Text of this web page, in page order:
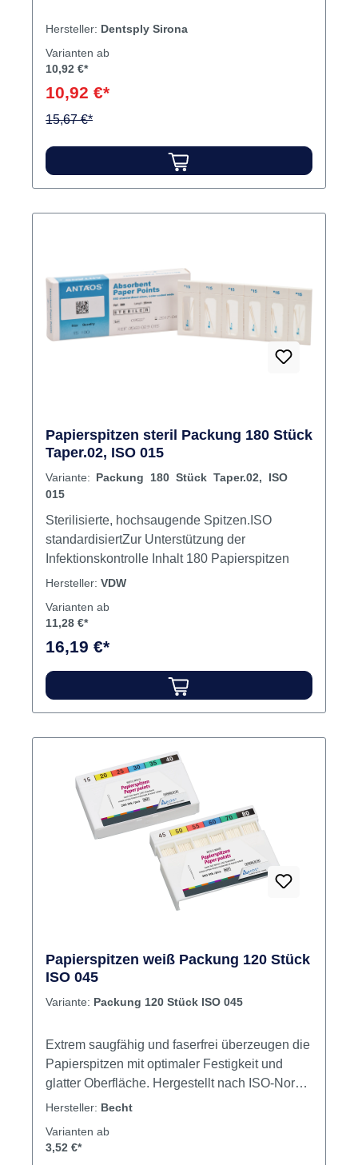
Hersteller: Dentsply Sirona
Varianten ab
10,92 €*
10,92 €*
15,67 €*
Papierspitzen steril Packung 180 Stück
Taper.02, ISO 015
Variante: Packung 180 Stück Taper.02, ISO
015
Sterilisierte, hochsaugende Spitzen.ISO
standardisiertZur Unterstützung der
Infektionskontrolle Inhalt 180 Papierspitzen
Hersteller: VDW
Varianten ab
11,28 €*
16,19 €*
Papierspitzen weiß Packung 120 Stück
ISO 045
Variante: Packung 120 Stück ISO 045
Extrem saugfähig und faserfrei überzeugen die
Papierspitzen mit optimaler Festigkeit und
glatter Oberfläche. Hergestellt nach ISO-Norm
mit 28 mm Länge. Folienversiegelung und
Anforderungen der Behandlungshygiene.
Hersteller: Becht
Varianten ab
3,52 €*